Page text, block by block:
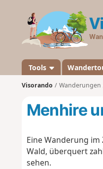
Tools
Visorando Wanderungen
Menhire
Eine Wanderung
Wald, überquert
sehen.